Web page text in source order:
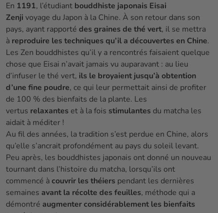
En 1191, l’étudiant bouddhiste japonais Eisai
Zenji voyage du Japon à la Chine. À son retour dans son
pays, ayant rapporté des graines de thé vert, il se mettra
à reproduire les techniques qu’il a découvertes en Chine.
Les Zen bouddhistes qu’il y a rencontrés faisaient quelque
chose que Eisai n’avait jamais vu auparavant : au lieu
d’infuser le thé vert, ils le broyaient jusqu’à obtention
d’une fine poudre, ce qui leur permettait ainsi de profiter
de 100 % des bienfaits de la plante. Les
vertus relaxantes et à la fois stimulantes du matcha les
aidait à méditer !
Au fil des années, la tradition s’est perdue en Chine, alors
qu’elle s’ancrait profondément au pays du soleil levant.
Peu après, les bouddhistes japonais ont donné un nouveau
tournant dans l’histoire du matcha, lorsqu’ils ont
commencé àcouvrir les théiers pendant les dernières
semaines avant la récolte des feuilles, méthode qui a
démontré augmenter considérablement les bienfaits